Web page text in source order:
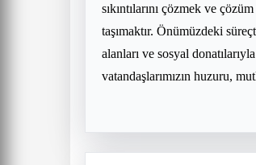
sıkıntılarını çözmek ve
taşımaktır. Önümüzdeki
alanları ve sosyal
vatandaşlarımızın huzuru,